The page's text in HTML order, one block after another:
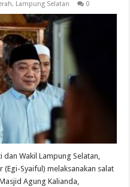
, Lampung Selatan 0
dan Wakil Lampung Selatan,
(Egi-Syaiful) melaksanakan salat
Agung Kalianda,